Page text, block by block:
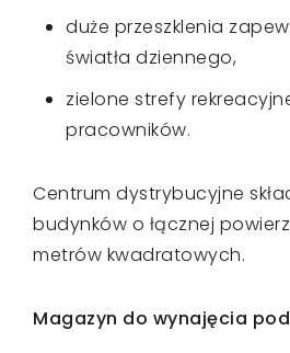
duże przeszklenia
światła dziennego,
zielone strefy
pracowników.
Centrum dystrybucyjne
budynków o łącznej
metrów kwadratowych.
Magazyn do wynajęcia